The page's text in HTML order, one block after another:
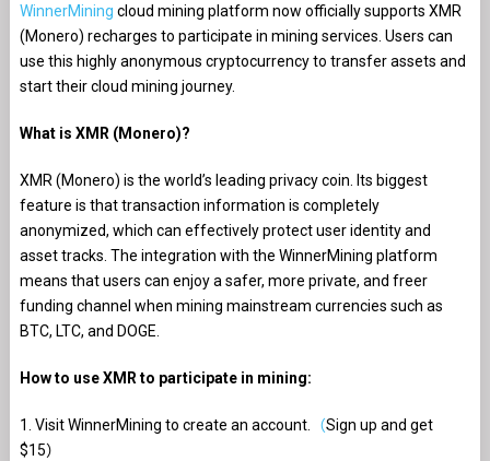
WinnerMining cloud mining platform now officially supports XMR
(Monero) recharges to participate in mining services. Users can
use this highly anonymous cryptocurrency to transfer assets and
start their cloud mining journey.
What is XMR (Monero)?
XMR (Monero) is the world’s leading privacy coin. Its biggest
feature is that transaction information is completely
anonymized, which can effectively protect user identity and
asset tracks. The integration with the WinnerMining platform
means that users can enjoy a safer, more private, and freer
funding channel when mining mainstream currencies such as
BTC, LTC, and DOGE.
How to use XMR to participate in mining:
1. Visit WinnerMining to create an account. （Sign up and get
$15）